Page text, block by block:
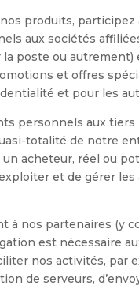
produits,
aux sociétés
poste ou
et offres
et pour les
personnels aux
totalité de notre
acheteur, réel ou
et de gérer
nos partenaires (y
est nécessaire
nos activités,
de serveurs,